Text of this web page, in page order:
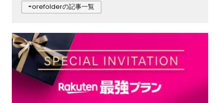
⇨orefolderの記事一覧